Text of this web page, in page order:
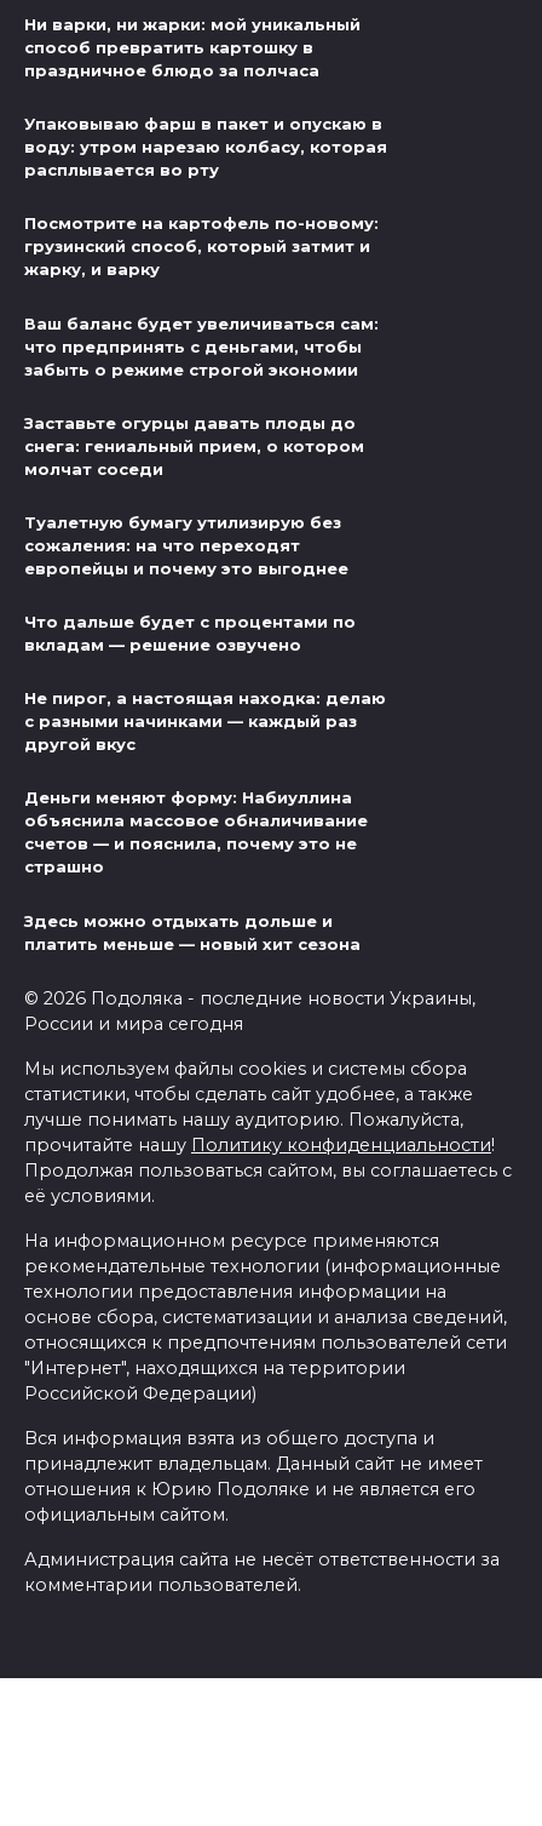
Ни варки, ни жарки: мой уникальный
способ превратить картошку в
праздничное блюдо за полчаса
Упаковываю фарш в пакет и опускаю в
воду: утром нарезаю колбасу, которая
расплывается во рту
Посмотрите на картофель по-новому:
грузинский способ, который затмит и
жарку, и варку
Ваш баланс будет увеличиваться сам:
что предпринять с деньгами, чтобы
забыть о режиме строгой экономии
Заставьте огурцы давать плоды до
снега: гениальный прием, о котором
молчат соседи
Туалетную бумагу утилизирую без
сожаления: на что переходят
европейцы и почему это выгоднее
Что дальше будет с процентами по
вкладам — решение озвучено
Не пирог, а настоящая находка: делаю
с разными начинками — каждый раз
другой вкус
Деньги меняют форму: Набиуллина
объяснила массовое обналичивание
счетов — и пояснила, почему это не
страшно
Здесь можно отдыхать дольше и
платить меньше — новый хит сезона
© 2026 Подоляка - последние новости Украины,
России и мира сегодня
Мы используем файлы cookies и системы сбора
статистики, чтобы сделать сайт удобнее, а также
лучше понимать нашу аудиторию. Пожалуйста,
прочитайте нашу Политику конфиденциальности!
Продолжая пользоваться сайтом, вы соглашаетесь с
её условиями.
На информационном ресурсе применяются
рекомендательные технологии (информационные
технологии предоставления информации на
основе сбора, систематизации и анализа сведений,
относящихся к предпочтениям пользователей сети
"Интернет", находящихся на территории
Российской Федерации)
Вся информация взята из общего доступа и
принадлежит владельцам. Данный сайт не имеет
отношения к Юрию Подоляке и не является его
официальным сайтом.
Администрация сайта не несёт ответственности за
комментарии пользователей.